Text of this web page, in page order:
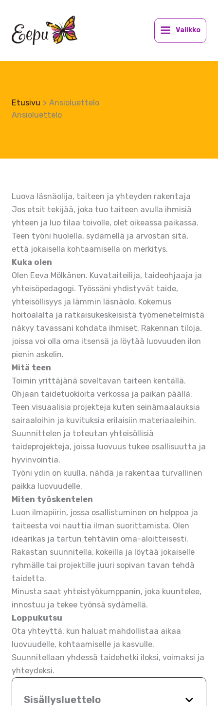
Valikko
Etusivu
Ansioluettelo
Ansioluettelo
Luova läsnäolija, taiteen ja yhteyden rakentaja
Jos etsit tekijää, joka tuo taiteen avulla ihmisiä
yhteen ja luo tilaa toivolle, olet oikeassa paikassa.
Teen työni huolella, sydämellä ja arvostan sitä,
että jokaisella kohtaamisella on merkitys.
Kuka olen
Olen Eeva Mölkänen. Kuvataiteilija, taideohjaaja ja
yhteisöpedagogi. Työssäni yhdistyvät taide,
yhteisöllisyys ja lämmin läsnäolo. Kokemus
hoitoalalta ja ratkaisukeskeisistä työmenetelmistä
näkyy tavassani kohdata ihmiset. Rakennan tiloja,
joissa voi olla oma itsensä ja löytää luovuuden ilon
pienin askelin.
Mitä teen
Toimin yrittäjänä soveltavan taiteen kentällä.
Ohjaan taidetuokioita verkossa ja paikan päällä.
Teen visuaalisia projekteja kuten seinämaalauksia
sairaaloihin ja kuvituksia erilaisiin materiaaleihin.
Suunnittelen ja toteutan yhteisöllisiä
taideprojekteja, joissa luovuus tukee osallisuutta ja
hyvinvointia.
Työni ydin on kuulla, nähdä ja rakentaa turvallinen
paikka luovuudelle.
Miten työskentelen
Luon ilmapiirin, jossa osallistuminen on helppoa ja
taiteesta voi nauttia ilman suorittamista. Olen
idearikas ja tartun tehtäviin oma-aloitteisesti.
Rakastan suunnitella, kokeilla ja löytää jokaiselle
ryhmälle tai projektille juuri sopivan tavan tehdä
taidetta.
Minusta saat yhteistyökumppanin, joka kuuntelee,
innostuu ja tekee työnsä sydämellä.
Loppukutsu
Ota yhteyttä, kun haluat mahdollistaa aikaa
luovuudelle, kohtaamiselle ja kasvulle.
Suunnitellaan yhdessä taidehetki iloksi, voimaksi ja
yhteydeksi.
Sisällysluettelo